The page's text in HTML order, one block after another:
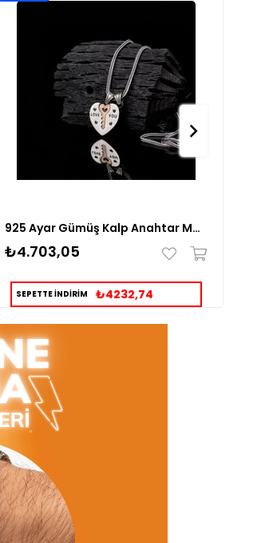
925 Ayar Gümüş Kalp Anahtar Motifli Unisex Model Kolye
₺4.703,05
SEPETTE İNDİRİM ₺4232,74